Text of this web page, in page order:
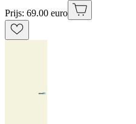
Prijs: 69.00 euro